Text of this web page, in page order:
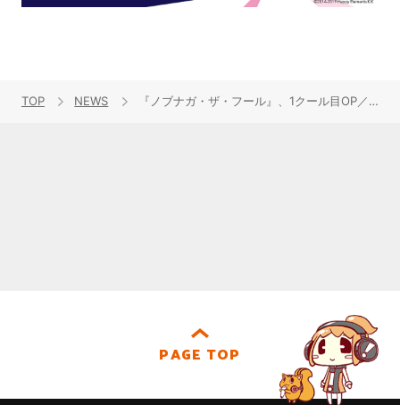
TOP NEWS 『ノブナガ・ザ・フール』、1クール目OP／EDテーマが発売！2クール目のOP／EDテーマアーティストも発表！
PAGE TOP